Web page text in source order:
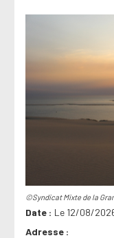
©Syndicat Mixte de la
Date
Le 12/08/
Adresse